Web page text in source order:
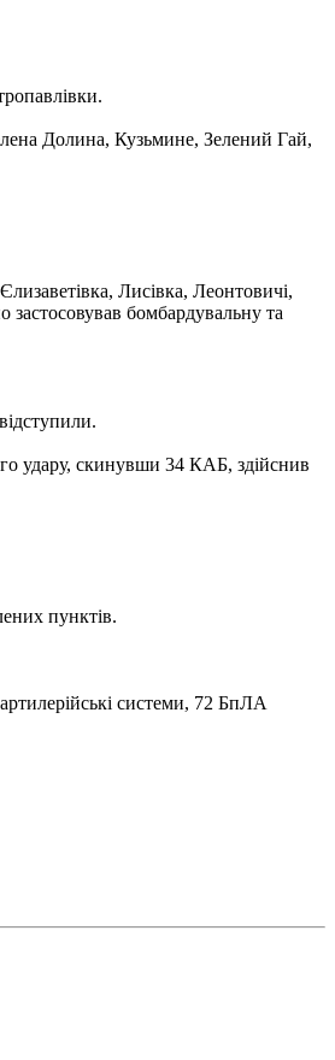
Долина, Кузьмине, Зелений Гай,
Лисівка, Леонтовичі,
бомбардувальну та
удару, скинувши 34 КАБ, здійснив
пунктів.
системи, 72 БпЛА